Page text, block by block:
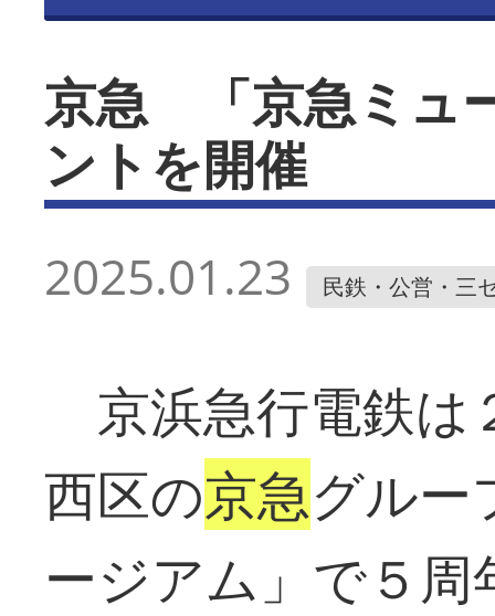
京急 「京急ミュ
ントを開催
2025.01.23 民鉄・公営・三
京浜急行電鉄は
西区の京急グルー
ージアム」で５